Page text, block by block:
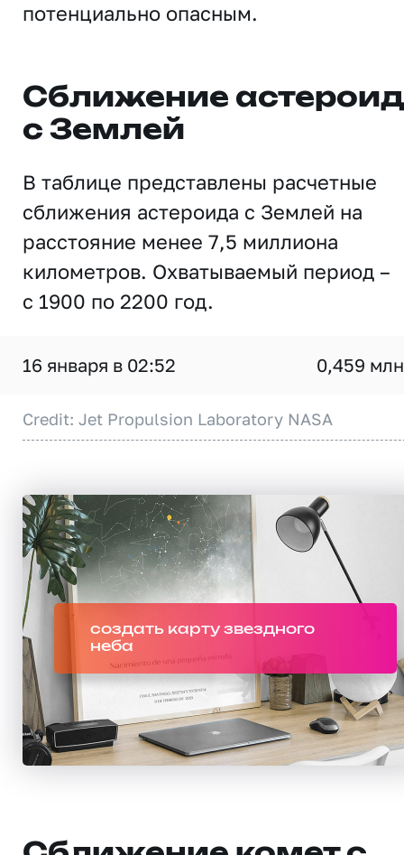
потенциально опасным.
Сближение
с Землей
В таблице представлены расчетные
сближения астероида с Землей на
расстояние менее 7,5 миллиона
километров. Охватываемый период –
с 1900 по 2200 год.
16 января в 02:52 0,459
Credit: Jet Propulsion Laboratory NASA
создать карту звездного
неба